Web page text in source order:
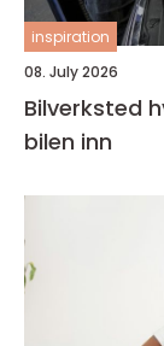
inspiration
08. July 2026
Bilverksted hva du bør vite før du leverer
bilen inn